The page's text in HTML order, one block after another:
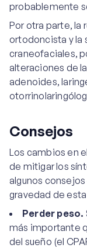
probablemente
Por otra parte, la
ortodoncista y la
craneofaciales,
alteraciones de
adenoides,
Consejos
Los cambios en
de mitigar los
algunos
gravedad de
Perder peso.
más importante
del sueño (el